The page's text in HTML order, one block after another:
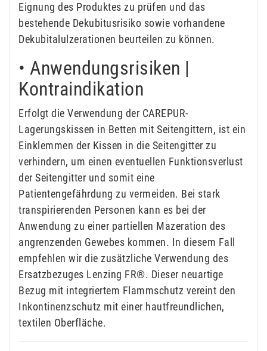
Eignung des Produktes zu prüfen und das
bestehende Dekubitusrisiko sowie vorhandene
Dekubitalulzerationen beurteilen zu können.
• Anwendungsrisiken |
Kontraindikation
Erfolgt die Verwendung der CAREPUR-
Lagerungskissen in Betten mit Seitengittern, ist ein
Einklemmen der Kissen in die Seitengitter zu
verhindern, um einen eventuellen Funktionsverlust
der Seitengitter und somit eine
Patientengefährdung zu vermeiden. Bei stark
transpirierenden Personen kann es bei der
Anwendung zu einer partiellen Mazeration des
angrenzenden Gewebes kommen. In diesem Fall
empfehlen wir die zusätzliche Verwendung des
Ersatzbezuges Lenzing FR®. Dieser neuartige
Bezug mit integriertem Flammschutz vereint den
Inkontinenzschutz mit einer hautfreundlichen,
textilen Oberfläche.